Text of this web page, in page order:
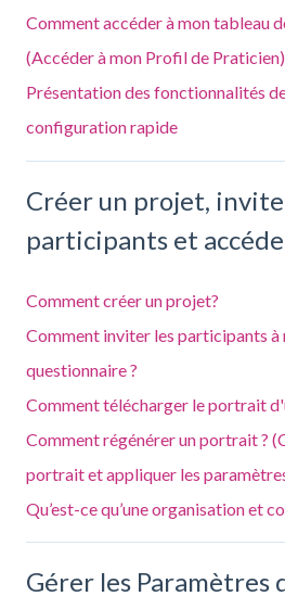
Comment accéder à mon tableau
(Accéder à mon Profil de Praticien)
Présentation des fonctionnalités
configuration rapide
Créer un projet,
participants et
Comment créer un projet?
Comment inviter les participants à
questionnaire ?
Comment télécharger le portrait
Comment régénérer un portrait ?
portrait et appliquer les
Qu’est-ce qu’une organisation et
Gérer les Paramètres